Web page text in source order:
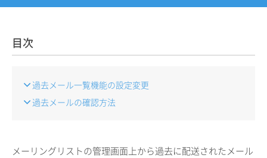
目次
過去メール一覧機能の設定変更
過去メールの確認方法
メーリングリストの管理画面上から過去に配送されたメール